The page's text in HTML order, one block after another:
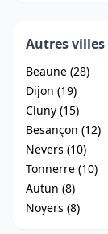
Autres
Beaune (28)
Dijon (19)
Cluny (15)
Besançon (12)
Nevers (10)
Tonnerre (10)
Autun (8)
Noyers (8)